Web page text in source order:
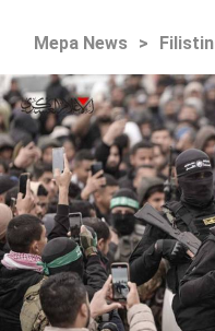
Mepa News > Filistin